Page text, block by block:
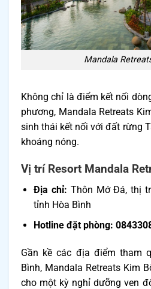
Mandala
Không chỉ là điểm kết nối
phương, Mandala Retreats
sinh thái kết nối với đất rừng
khoáng nóng.
Vị trí Resort Mandala
Địa chỉ: Thôn Mớ Đá, thị
tỉnh Hòa Bình
Hotline đặt phòng:
Gần kề các địa điểm tham
Bình, Mandala Retreats Kim
cho một kỳ nghỉ dưỡng ven